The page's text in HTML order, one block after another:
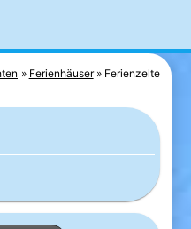
Ferienhäuser Ferienzelte